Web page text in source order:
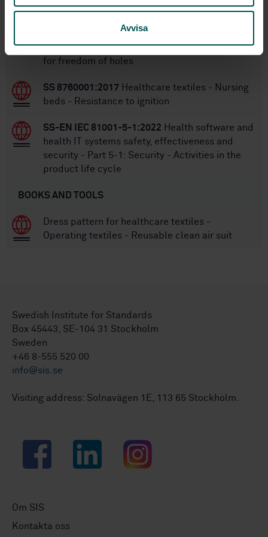
Avvisa
STANDARDS
SS-EN 455-1:2020+A2:2024
single use — Part 1: Requirements and testing
for freedom of holes
SS 8760001:2017 Healthcare textiles - Nursing
beds - Resistance to ignition
SS-EN IEC 81001-5-1:2022 Health software and
health IT systems safety, effectiveness and
security - Part 5-1: Security - Activities in the
product life cycle
BOOKS AND TOOLS
Dress pattern for healthcare textiles -
Operating textiles - Reusable clean air suit
Swedish Institute for Standards
Box 45443, SE-104 31 Stockholm
Sweden
+46 8-555 520 00
info@sis.se
Visiting address: Solnavägen 1E, 113 65 Stockholm.
Facebook LinkedIn Instagram
Om SIS
Kontakta oss